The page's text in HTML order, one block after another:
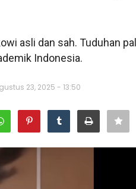
asli dan sah. Tuduhan
Indonesia.
23, 2025 - 13:50